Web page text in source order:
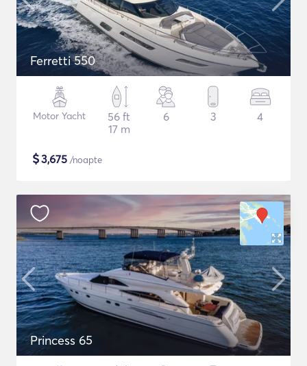
Ferretti 550
Motor Yacht
56 ft
17 m
6 3 4
$3,675 /noapte
Princess 65